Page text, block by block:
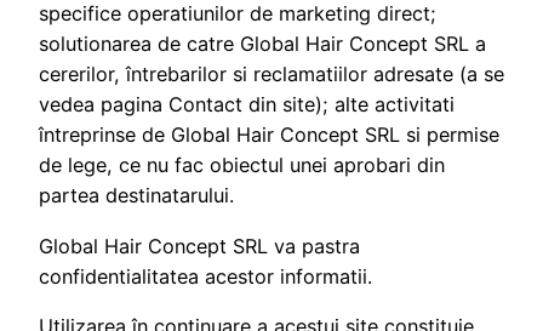
specifice operatiunilor de marketing direct;
solutionarea de catre Global Hair Concept SRL a
cererilor, întrebarilor si reclamatiilor adresate (a se
vedea pagina Contact din site); alte activitati
întreprinse de Global Hair Concept SRL si permise
de lege, ce nu fac obiectul unei aprobari din
partea destinatarului.
Global Hair Concept SRL va pastra
confidentialitatea acestor informatii.
Utilizarea în continuare a acestui site constituie